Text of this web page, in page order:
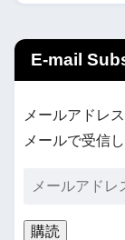
E-mail
メールアドレ
メールで受信
購読